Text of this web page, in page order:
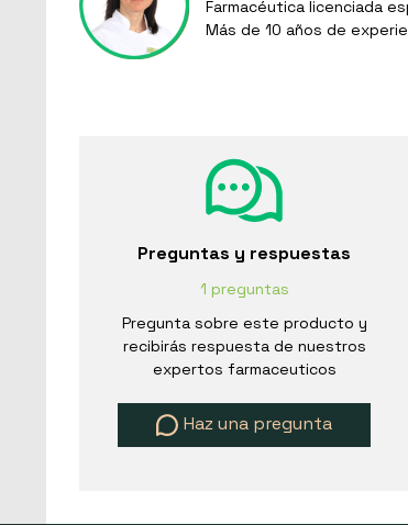
Farmacéutica licenciada
Más de 10 años de
Preguntas y respuestas
1 preguntas
Pregunta sobre este producto y
recibirás respuesta de nuestros
expertos farmaceuticos
Haz una pregunta